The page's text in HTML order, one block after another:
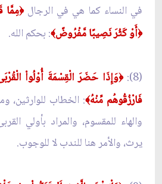
في النساء كما هي في الرجال﴿مِمَّا
﴿أَوْ كَثُرَ نَصِيبًا مَّفْرُوضً﴾: بحكم الله.
(8): ﴿وَإِذَا حَضَرَ الْقِسْمَةَ أُوْلُواْ
فَارْزُقُوهُم مِّنْهُ﴾: الخطاب للوارثين،
والهاء للمقسوم، والمراد بأولي
يرث، والأمر هنا للندب لا للوجوب.